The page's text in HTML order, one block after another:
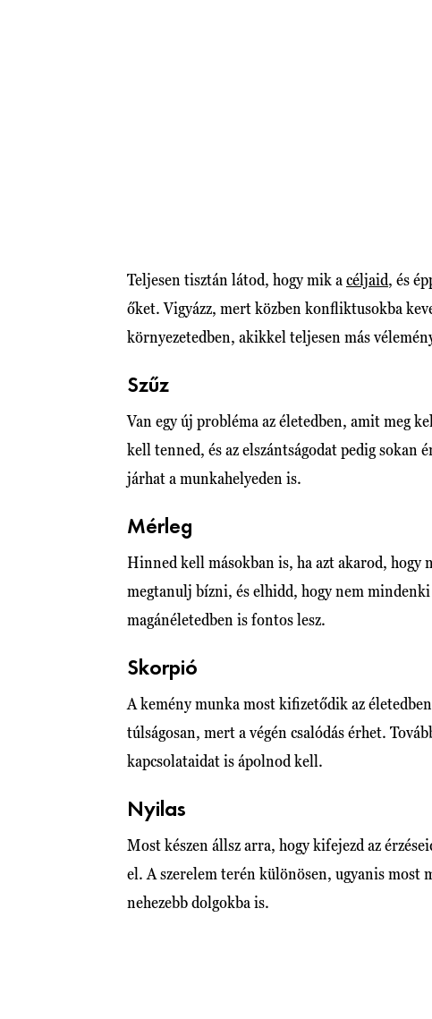
Teljesen tisztán látod, hogy mik a céljaid, és
őket. Vigyázz, mert közben konfliktusokba
környezetedben, akikkel teljesen más
Szűz
Van egy új probléma az életedben, amit meg
kell tenned, és az elszántságodat pedig sokan
járhat a munkahelyeden is.
Mérleg
Hinned kell másokban is, ha azt akarod, hogy
megtanulj bízni, és elhidd, hogy nem mindenki
magánéletedben is fontos lesz.
Skorpió
A kemény munka most kifizetődik az
túlságosan, mert a végén csalódás érhet.
kapcsolataidat is ápolnod kell.
Nyilas
Most készen állsz arra, hogy kifejezd az
el. A szerelem terén különösen, ugyanis most
nehezebb dolgokba is.